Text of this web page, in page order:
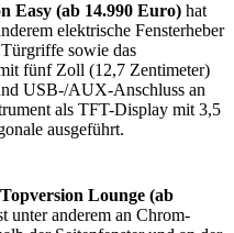
Easy (ab 14.990 Euro) hat
elektrische Fensterheber
sowie das
fünf Zoll (12,7 Zentimeter)
USB-/AUX-Anschluss an
als TFT-Display mit 3,5
ausgeführt.
Topversion Lounge (ab
unter anderem an Chrom-